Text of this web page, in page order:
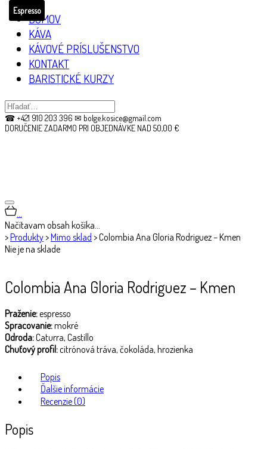
DOMOV
KÁVA
KÁVOVÉ PRÍSLUŠENSTVO
KONTAKT
BARISTICKÉ KURZY
☎ +421 910 203 396 ✉ bolge.kosice@gmail.com
DORUČENIE ZADARMO PRI OBJEDNÁVKE NAD 50,00 €
…
Načítavam obsah košíka…
>Produkty>Mimo sklad >Colombia Ana Gloria Rodriguez – Kmen
Nie je na sklade
Espresso
Colombia Ana Gloria Rodriguez – Kmen
Praženie:espresso
Spracovanie:mokré
Odroda:Caturra, Castillo
Chuťový profil:citrónová tráva, čokoláda, hrozienka
Popis
Ďalšie informácie
Recenzie (0)
Popis